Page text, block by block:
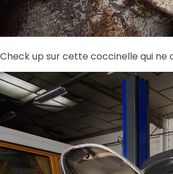
Check up sur cette coccinelle qui ne